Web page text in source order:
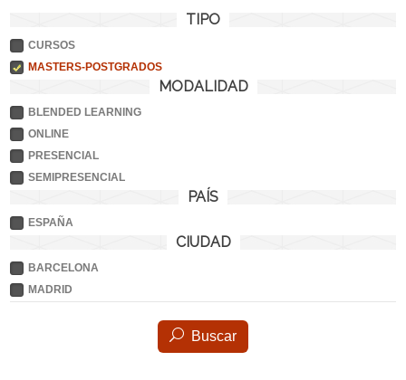
TIPO
CURSOS
MASTERS-POSTGRADOS
MODALIDAD
BLENDED LEARNING
ONLINE
PRESENCIAL
SEMIPRESENCIAL
PAÍS
ESPAÑA
CIUDAD
BARCELONA
MADRID
Buscar